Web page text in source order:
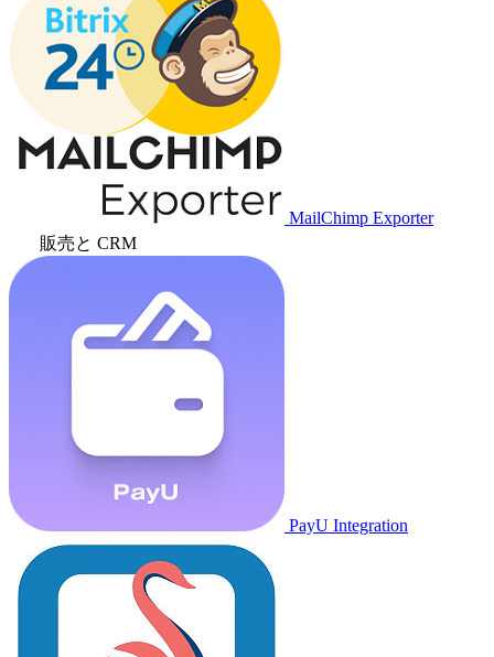
MailChimp Exporter
販売と CRM
PayU Integration